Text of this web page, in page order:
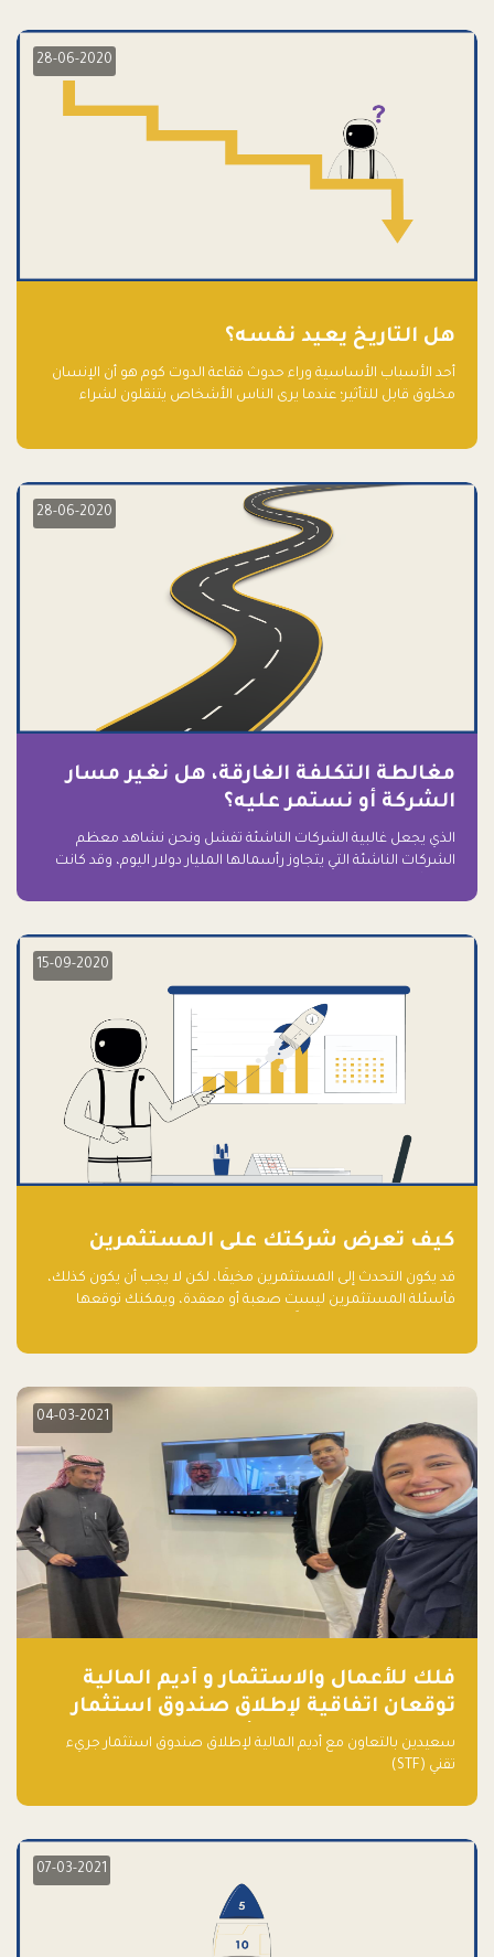
28-06-2020
هل التاريخ يعيد نفسه؟
أحد الأسباب الأساسية وراء حدوث فقاعة الدوت كوم هو أن الإنسان
مخلوق قابل للتأثير؛ عندما يرى الناس الأشخاص يتنقلون لشراء
28-06-2020
مغالطة التكلفة الغارقة، هل نغير مسار
الشركة أو نستمر عليه؟
الذي يجعل غالبية الشركات الناشئة تفشل ونحن نشاهد معظم
الشركات الناشئة التي يتجاوز رأسمالها المليار دولار اليوم، وقد كانت
15-09-2020
كيف تعرض شركتك على المستثمرين
قد يكون التحدث إلى المستثمرين مخيفًا، لكن لا يجب أن يكون كذلك،
فأسئلة المستثمرين ليست صعبة أو معقدة، ويمكنك توقعها
04-03-2021
فلك للأعمال والاستثمار و أديم المالية
توقعان اتفاقية لإطلاق صندوق استثمار
جريء تقني (STF) - مشغل من قبل فـلك
سعيدين بالتعاون مع أديم المالية لإطلاق صندوق استثمار جريء
تقني (STF)
07-03-2021